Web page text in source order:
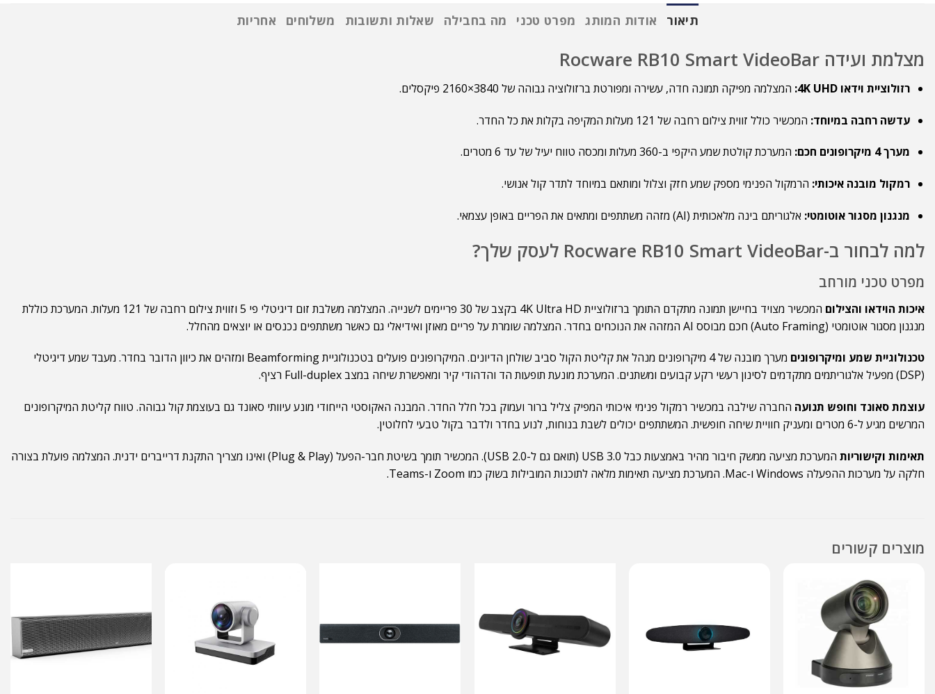
תיאור אודות המותג מפרט טכני מה בחבילה שאלות ותשובות משלוחים אחריות
מצלמת ועידה Rocware RB10 Smart VideoBar
רזולוציית וידאו 4K UHD: המצלמה מפיקה תמונה חדה, עשירה ומפורטת ברזולוציה גבוהה של 3840×2160 פיקסלים.
עדשה רחבה במיוחד: המכשיר כולל זווית צילום רחבה של 121 מעלות המקיפה בקלות את כל החדר.
מערך 4 מיקרופונים חכם: המערכת קולטת שמע היקפי ב-360 מעלות ומכסה טווח יעיל של עד 6 מטרים.
רמקול מובנה איכותי: הרמקול הפנימי מספק שמע חזק וצלול ומותאם במיוחד לתדר קול אנושי.
מנגנון מסגור אוטומטי: אלגוריתם בינה מלאכותית (AI) מזהה משתתפים ומתאים את הפריים באופן עצמאי.
למה לבחור ב-Rocware RB10 Smart VideoBar לעסק שלך?
מפרט טכני מורחב
איכות הוידאו והצילום
המכשיר מצויד בחיישן תמונה מתקדם התומך ברזולוציית 4K Ultra HD בקצב של 30 פריימים לשנייה. המצלמה משלבת זום דיגיטלי פי 5 וזווית צילום רחבה של 121 מעלות. המערכת כוללת
מנגנון מסגור אוטומטי (Auto Framing) חכם מבוסס AI המזהה את הנוכחים בחדר. המצלמה שומרת על פריים מאוזן ואידיאלי גם כאשר משתתפים נכנסים או יוצאים מהחלל.
טכנולוגיית שמע ומיקרופונים
מערך מובנה של 4 מיקרופונים מנהל את קליטת הקול סביב שולחן הדיונים. המיקרופונים פועלים בטכנולוגיית Beamforming ומזהים את כיוון הדובר בחדר. מעבד שמע דיגיטלי
(DSP) מפעיל אלגוריתמים מתקדמים לסינון רעשי רקע קבועים ומשתנים. המערכת מונעת תופעות הד והדהודי קיר ומאפשרת שיחה במצב Full-duplex רציף.
עוצמת סאונד וחופש תנועה החברה שילבה במכשיר רמקול פנימי איכותי המפיק צליל ברור ועמוק בכל חלל החדר. המבנה האקוסטי הייחודי מונע עיוותי סאונד גם בעוצמת קול גבוהה. טווח קליטת המיקרופונים
המרשים מגיע ל-6 מטרים ומעניק חוויית שיחה חופשית. המשתתפים יכולים לשבת בנוחות, לנוע בחדר ולדבר בקול טבעי לחלוטין.
תאימות וקישוריות
המערכת מציעה ממשק חיבור מהיר באמצעות כבל USB 3.0 (תואם גם ל-USB 2.0). המכשיר תומך בשיטת חבר-הפעל (Plug & Play) ואינו מצריך התקנת דרייברים ידנית. המצלמה פועלת בצורה
חלקה על מערכות ההפעלה Windows ו-Mac. המערכת מציעה תאימות מלאה לתוכנות המובילות בשוק כמו Zoom ו-Teams.
מוצרים קשורים